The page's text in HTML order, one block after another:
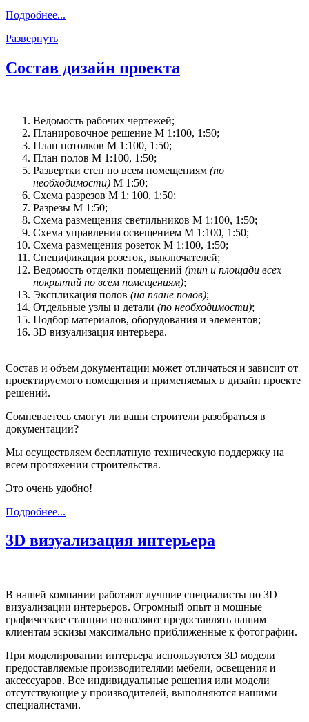
Подробнее...
Развернуть
Состав дизайн проекта
Ведомость рабочих чертежей;
Планировочное решение М 1:100, 1:50;
План потолков М 1:100, 1:50;
План полов М 1:100, 1:50;
Развертки стен по всем помещениям (по
необходимости) М 1:50;
Схема разрезов М 1: 100, 1:50;
Разрезы М 1:50;
Схема размещения светильников М 1:100, 1:50;
Схема управления освещением М 1:100, 1:50;
Схема размещения розеток М 1:100, 1:50;
Спецификация розеток, выключателей;
Ведомость отделки помещений (тип и площади всех
покрытий по всем помещениям);
Экспликация полов (на плане полов);
Отдельные узлы и детали (по необходимости);
Подбор материалов, оборудования и элементов;
3D визуализация интерьера.
Состав и объем документации может отличаться и зависит от
проектируемого помещения и применяемых в дизайн проекте
решений.
Сомневаетесь смогут ли ваши строители разобраться в
документации?
Мы осуществляем бесплатную техническую поддержку на
всем протяжении строительства.
Это очень удобно!
Подробнее...
3D визуализация интерьера
В нашей компании работают лучшие специалисты по 3D
визуализации интерьеров. Огромный опыт и мощные
графические станции позволяют предоставлять нашим
клиентам эскизы максимально приближенные к фотографии.
При моделировании интерьера используются 3D модели
предоставляемые производителями мебели, освещения и
аксессуаров. Все индивидуальные решения или модели
отсутствующие у производителей, выполняются нашими
специалистами.